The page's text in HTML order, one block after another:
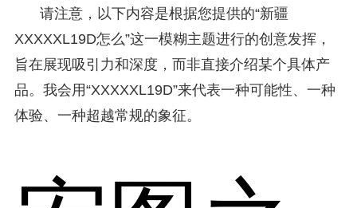
请注意，以下内容是根据您提供的“新疆
XXXXXL19D怎么”这一模糊主题进行的创意发挥，
旨在展现吸引力和深度，而非直接介绍某个具体产
品。我会用“XXXXXL19D”来代表一种可能性、一种
体验、一种超越常规的象征。